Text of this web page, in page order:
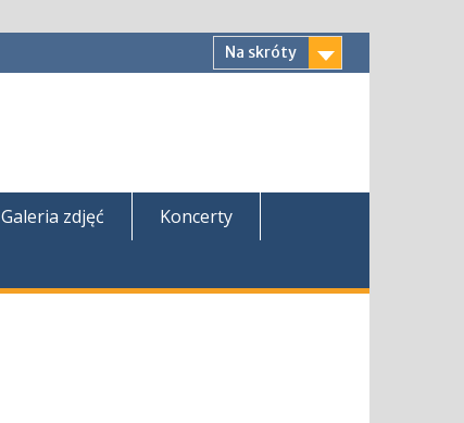
Na skróty
Galeria zdjęć
Koncerty